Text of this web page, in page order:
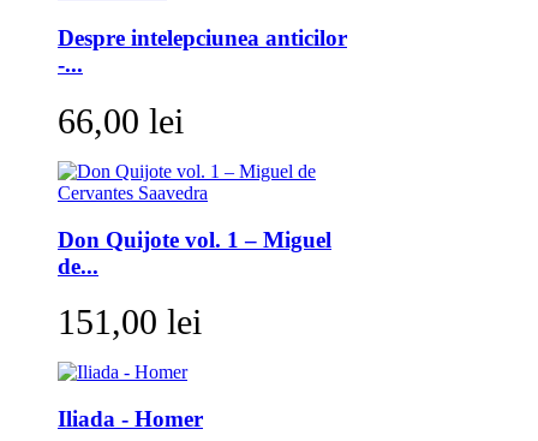
Despre intelepciunea anticilor
-...
66,00 lei
Don Quijote vol. 1 – Miguel
de...
151,00 lei
Iliada - Homer